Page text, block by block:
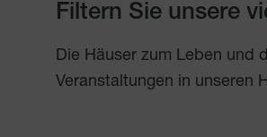
Filtern Sie unsere
Die Häuser zum Leben und
Veranstaltungen in unseren